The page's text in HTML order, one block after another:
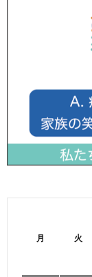
月 火